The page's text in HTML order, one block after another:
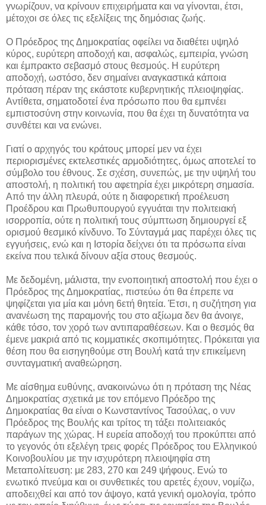
γνωρίζουν, να κρίνουν επιχειρήματα και να γίνονται, έτσι,
μέτοχοι σε όλες τις εξελίξεις της δημόσιας ζωής.
Ο Πρόεδρος της Δημοκρατίας οφείλει να διαθέτει υψηλό
κύρος, ευρύτερη αποδοχή και, ασφαλώς, εμπειρία, γνώση
και έμπρακτο σεβασμό στους θεσμούς. Η ευρύτερη
αποδοχή, ωστόσο, δεν σημαίνει αναγκαστικά κάποια
πρόταση πέραν της εκάστοτε κυβερνητικής πλειοψηφίας.
Αντίθετα, σηματοδοτεί ένα πρόσωπο που θα εμπνέει
εμπιστοσύνη στην κοινωνία, που θα έχει τη δυνατότητα να
συνθέτει και να ενώνει.
Γιατί ο αρχηγός του κράτους μπορεί μεν να έχει
περιορισμένες εκτελεστικές αρμοδιότητες, όμως αποτελεί το
σύμβολο του έθνους. Σε σχέση, συνεπώς, με την υψηλή του
αποστολή, η πολιτική του αφετηρία έχει μικρότερη σημασία.
Από την άλλη πλευρά, ούτε η διαφορετική προέλευση
Προέδρου και Πρωθυπουργού εγγυάται την πολιτειακή
ισορροπία, ούτε η πολιτική τους σύμπτωση δημιουργεί εξ
ορισμού θεσμικό κίνδυνο. Το Σύνταγμά μας παρέχει όλες τις
εγγυήσεις, ενώ και η Ιστορία δείχνει ότι τα πρόσωπα είναι
εκείνα που τελικά δίνουν αξία στους θεσμούς.
Με δεδομένη, μάλιστα, την ενοποιητική αποστολή που έχει ο
Πρόεδρος της Δημοκρατίας, πιστεύω ότι θα έπρεπε να
ψηφίζεται για μία και μόνη 6ετή θητεία. Έτσι, η συζήτηση για
ανανέωση της παραμονής του στο αξίωμα δεν θα άνοιγε,
κάθε τόσο, τον χορό των αντιπαραθέσεων. Και ο θεσμός θα
έμενε μακριά από τις κομματικές σκοπιμότητες. Πρόκειται για
θέση που θα εισηγηθούμε στη Βουλή κατά την επικείμενη
συνταγματική αναθεώρηση.
Με αίσθημα ευθύνης, ανακοινώνω ότι η πρόταση της Νέας
Δημοκρατίας σχετικά με τον επόμενο Πρόεδρο της
Δημοκρατίας θα είναι ο Κωνσταντίνος Τασούλας, ο νυν
Πρόεδρος της Βουλής και τρίτος τη τάξει πολιτειακός
παράγων της χώρας. Η ευρεία αποδοχή του προκύπτει από
το γεγονός ότι εξελέγη τρεις φορές Πρόεδρος του Ελληνικού
Κοινοβουλίου με την ισχυρότερη πλειοψηφία στη
Μεταπολίτευση: με 283, 270 και 249 ψήφους. Ενώ το
ενωτικό πνεύμα και οι συνθετικές του αρετές έχουν, νομίζω,
αποδειχθεί και από τον άψογο, κατά γενική ομολογία, τρόπο